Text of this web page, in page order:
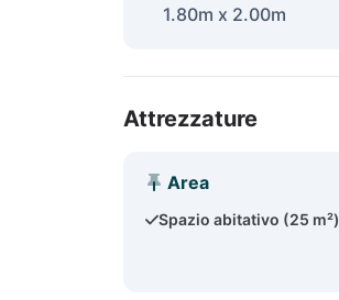
1.80m x 2.00m
Attrezzature
Area
Spazio abitativo (25 m²)